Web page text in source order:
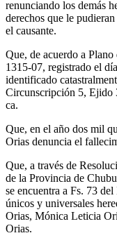
renunciando los demás
derechos que le
el causante.
Que, de acuerdo a
1315-07, registrado el
identificado
Circunscripción 5, Ejido
ca.
Que, en el año dos mil
Orias denuncia el
Que, a través de
de la Provincia de
se encuentra a Fs. 73
únicos y universales
Orias, Mónica Leticia
Orias.